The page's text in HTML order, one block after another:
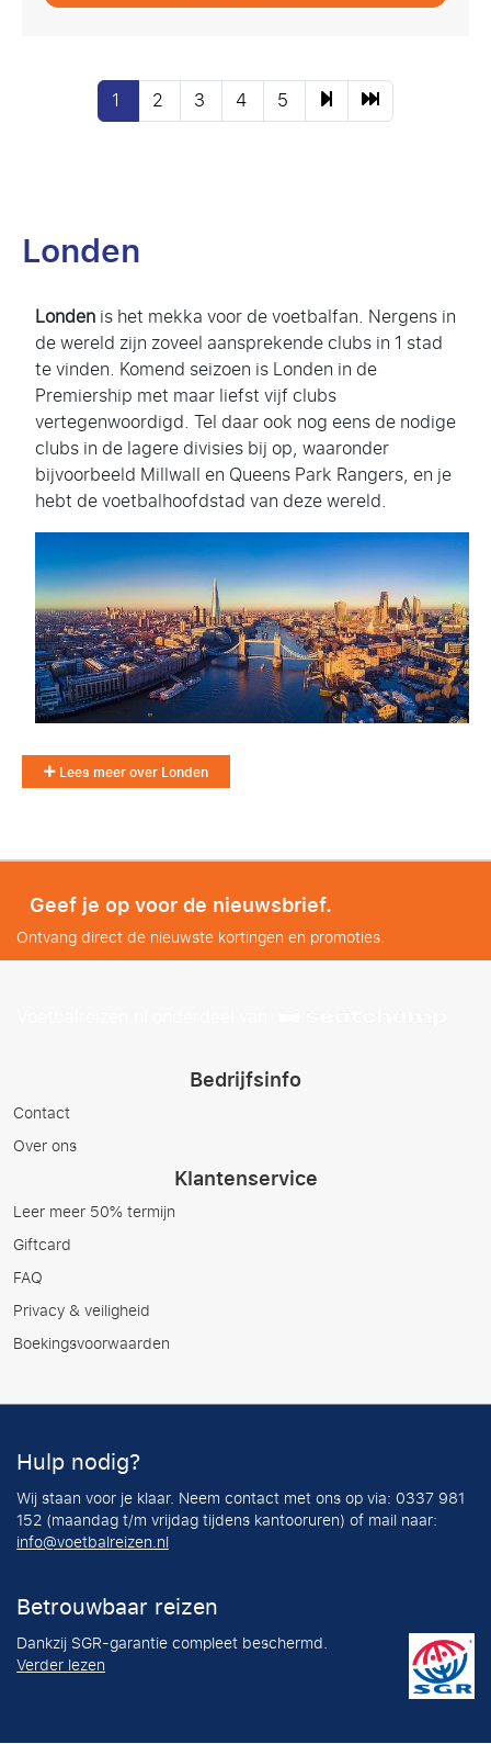
1 2 3 4 5
Londen
Londenis het mekka voor de voetbalfan. Nergens in
de wereld zijn zoveel aansprekende clubs in 1 stad
te vinden. Komend seizoen is Londen in de
Premiership met maar liefst vijf clubs
vertegenwoordigd. Tel daar ook nog eens de nodige
clubs in de lagere divisies bij op, waaronder
bijvoorbeeld Millwall en Queens Park Rangers, en je
hebt de voetbalhoofdstad van deze wereld.
Lees meer over Londen
Geef je op voor de nieuwsbrief.
Ontvang direct de nieuwste kortingen en promoties.
Bedrijfsinfo
Contact
Over ons
Klantenservice
Leer meer 50% termijn
Giftcard
FAQ
Privacy & veiligheid
Boekingsvoorwaarden
Hulp nodig?
Wij staan voor je klaar. Neem contact met ons op via: 0337 981
152 (maandag t/m vrijdag tijdens kantooruren) of mail naar:
info@voetbalreizen.nl
Betrouwbaar reizen
Dankzij SGR-garantie compleet beschermd.
Verder lezen